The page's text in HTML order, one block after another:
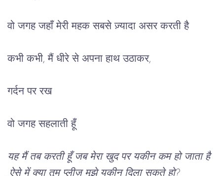
वो जगह जहाँ मेरी महक सबसे ज़्यादा असर करती है
कभी कभी, मैं धीरे से अपना हाथ उठाकर,
गर्दन पर रख
वो जगह सहलाती हूँ
यह मैं तब करती हूँ जब मेरा खुद पर यकीन कम हो जाता है
ऐसे में क्या तुम प्लीज़ मुझे यकीन दिला सकते हो?